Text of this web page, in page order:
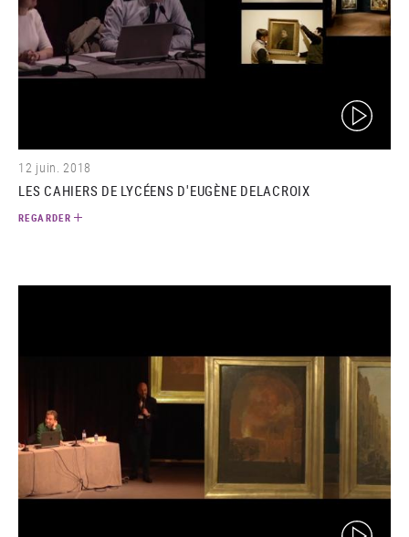
(video)
12 juin. 2018
LES CAHIERS DE LYCÉENS D'EUGÈNE DELACROIX
REGARDER
(video)